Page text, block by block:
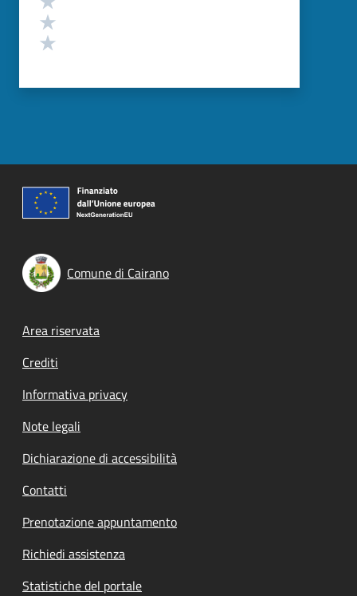
Comune di Cairano
Footer menu
Area riservata
Crediti
Informativa privacy
Note legali
Dichiarazione di accessibilità
Contatti
Prenotazione appuntamento
Richiedi assistenza
Statistiche del portale